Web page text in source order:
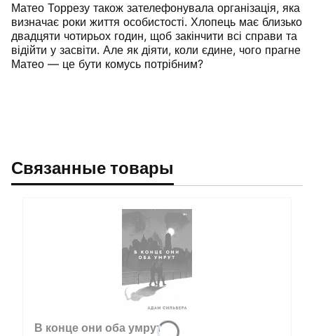
Матео Торрезу також зателефонувала організація, яка
визначає роки життя особистості. Хлопець має близько
двадцяти чотирьох годин, щоб закінчити всі справи та
відійти у засвіти. Але як діяти, коли єдине, чого прагне
Матео — це бути комусь потрібним?
Связанные товары
В конце они оба умрут